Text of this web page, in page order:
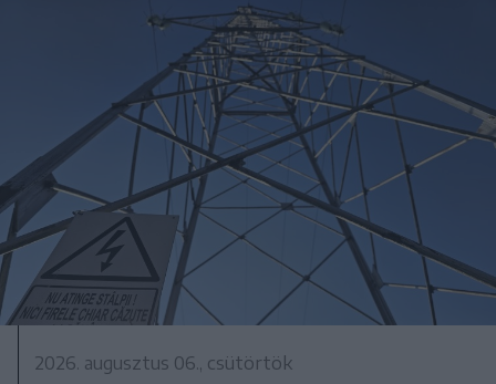
2026. augusztus 06., csütörtök